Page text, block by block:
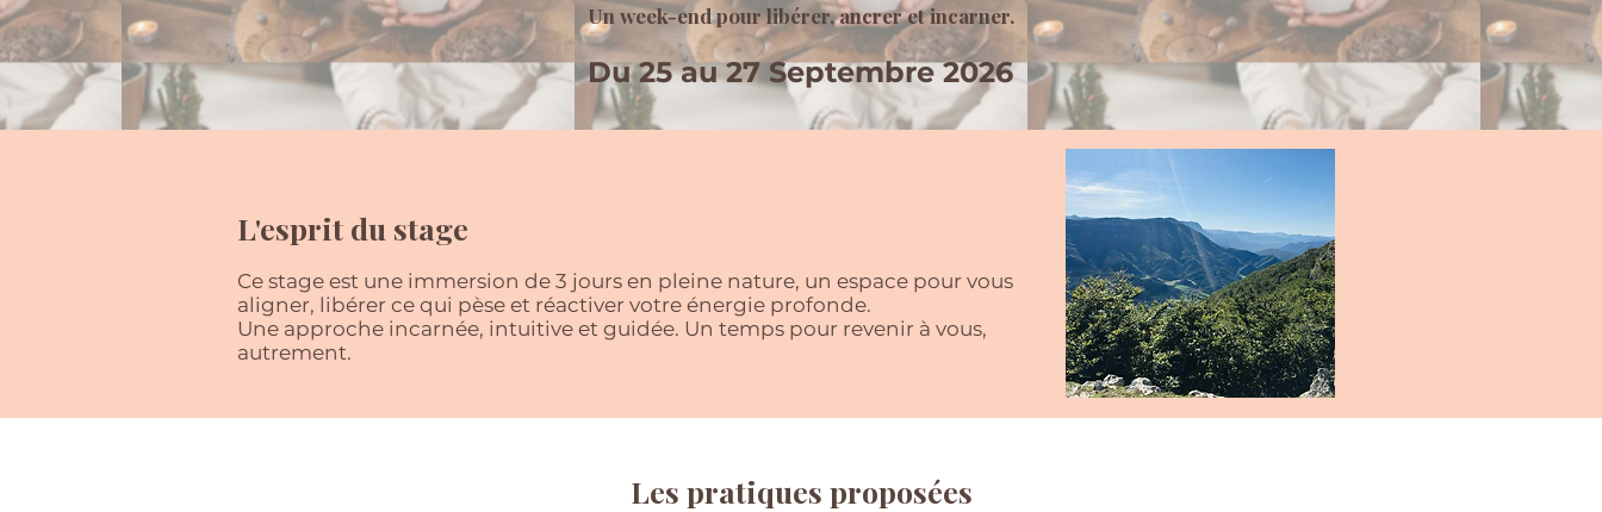
Un week-end pour libérer, ancrer et incarner.
Du 25 au 27 Septembre 2026
L'esprit du stage
Ce stage est une immersion de 3 jours en pleine nature, un espace pour vous
aligner, libérer ce qui pèse et réactiver votre énergie profonde.
Une approche incarnée, intuitive et guidée. Un temps pour revenir à vous,
autrement.
Les pratiques proposées